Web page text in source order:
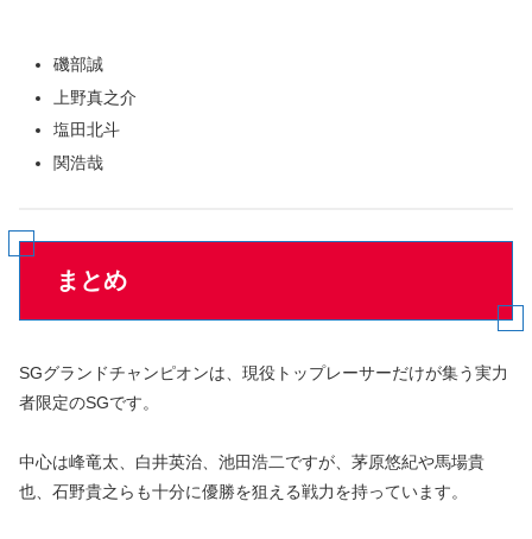
磯部誠
上野真之介
塩田北斗
関浩哉
まとめ
SGグランドチャンピオンは、現役トップレーサーだけが集う実力
者限定のSGです。
中心は峰竜太、白井英治、池田浩二ですが、茅原悠紀や馬場貴
也、石野貴之らも十分に優勝を狙える戦力を持っています。